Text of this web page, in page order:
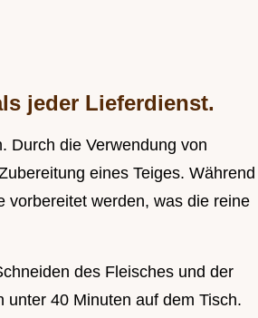
jeder Lieferdienst.
Durch die Verwendung von
eines Teiges. Während
vorbereitet werden, was die reine
des Fleisches und der
unter 40 Minuten auf dem Tisch.